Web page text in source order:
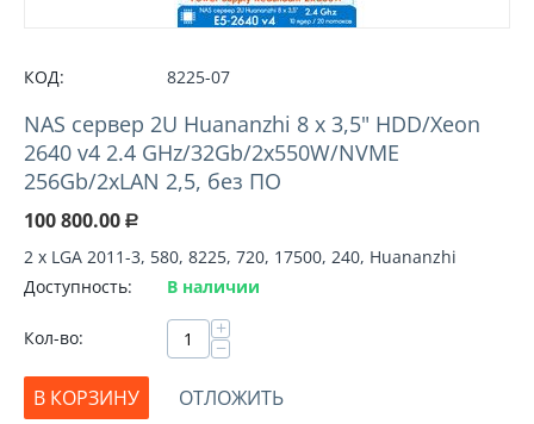
КОД: 8225-07
NAS сервер 2U Huananzhi 8 х 3,5" HDD/Xeon
2640 v4 2.4 GHz/32Gb/2x550W/NVME
256Gb/2xLAN 2,5, без ПО
100 800.00 Р
2 х LGA 2011-3, 580, 8225, 720, 17500, 240, Huananzhi
Доступность:
В наличии
Кол-во: +
−
В КОРЗИНУ
ОТЛОЖИТЬ